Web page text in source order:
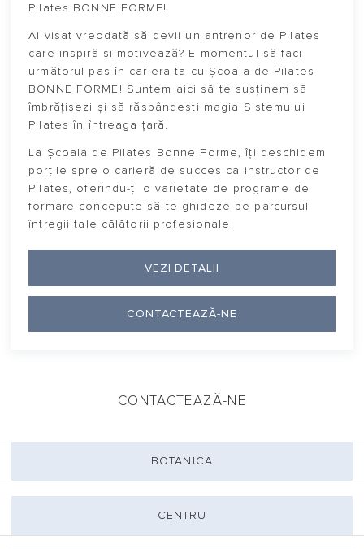
Pilates BONNE FORME!
Ai visat vreodată să devii un antrenor de Pilates
care inspiră și motivează? E momentul să faci
următorul pas în cariera ta cu Școala de Pilates
BONNE FORME! Suntem aici să te susținem să
îmbrățișezi și să răspândești magia Sistemului
Pilates în întreaga țară.
La Școala de Pilates Bonne Forme, îți deschidem
porțile spre o carieră de succes ca instructor de
Pilates, oferindu-ți o varietate de programe de
formare concepute să te ghideze pe parcursul
întregii tale călătorii profesionale.
VEZI DETALII
CONTACTEAZĂ-NE
CONTACTEAZĂ-NE
BOTANICA
CENTRU